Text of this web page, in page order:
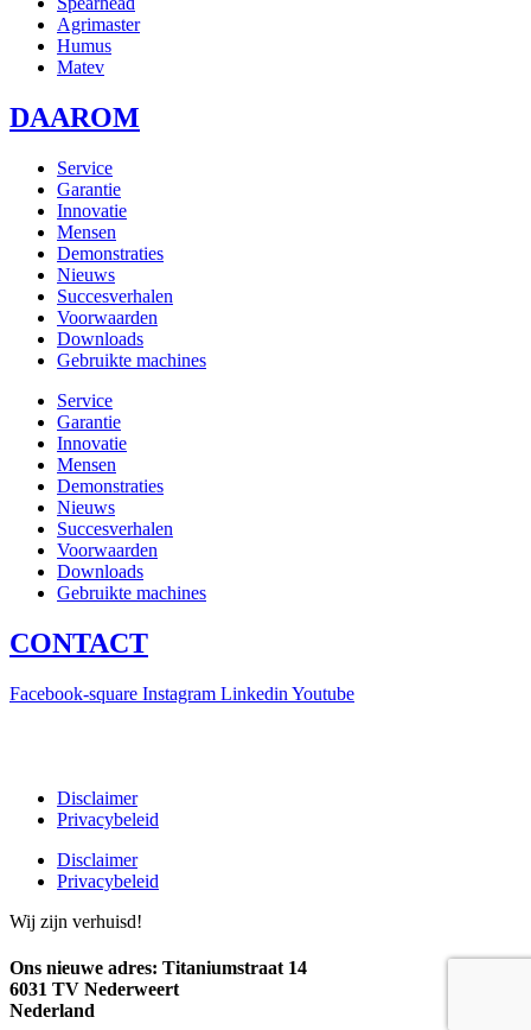
Agrimaster
Humus
Matev
DAAROM
Service
Garantie
Innovatie
Mensen
Demonstraties
Nieuws
Succesverhalen
Voorwaarden
Downloads
Gebruikte machines
Service
Garantie
Innovatie
Mensen
Demonstraties
Nieuws
Succesverhalen
Voorwaarden
Downloads
Gebruikte machines
CONTACT
Facebook-square Instagram Linkedin Youtube
Disclaimer
Privacybeleid
Disclaimer
Privacybeleid
Wij zijn verhuisd!
Ons nieuwe adres: Titaniumstraat 14
6031 TV Nederweert
Nederland